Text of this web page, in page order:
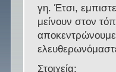
γη. Έτσι,
μείνουν στον
Στοιχεία: